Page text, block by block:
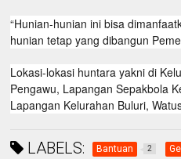
“Hunian-hunian ini bisa
hunian tetap yang dibangun
Lokasi-lokasi huntara yakni di
Pengawu, Lapangan Sepakbola
Lapangan Kelurahan Buluri,
LABELS: Bantuan 2